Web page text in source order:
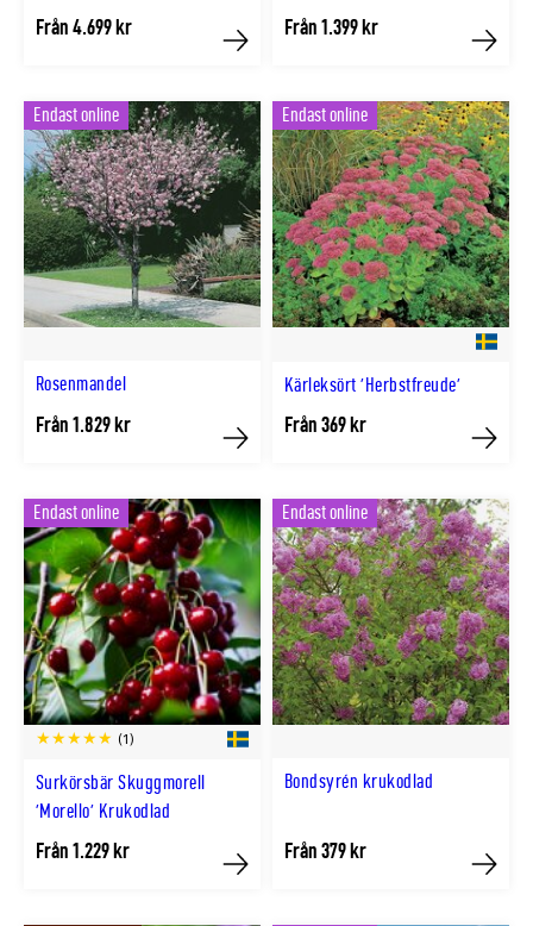
Från 4.699 kr
Köp
Från 1.399 kr
Köp
Rosenmandel
Endast online
Från 1.829 kr
Köp
Kärleksört 'Herbstfreude'
Endast online
Från 369 kr
Köp
Surkörsbär Skuggmorell
'Morello' Krukodlad
(1)
Endast online
Från 1.229 kr
Köp
Bondsyrén krukodlad
Endast online
Från 379 kr
Köp